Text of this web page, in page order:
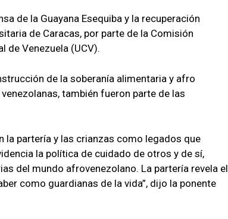
de la Guayana Esequiba y la recuperación
de Caracas, por parte de la Comisión
de Venezuela (UCV).
de la soberanía alimentaria y afro
también fueron parte de las
la partería y las crianzas como legados que
la política de cuidado de otros y de sí,
del mundo afrovenezolano. La partería revela el
como guardianas de la vida”, dijo la ponente